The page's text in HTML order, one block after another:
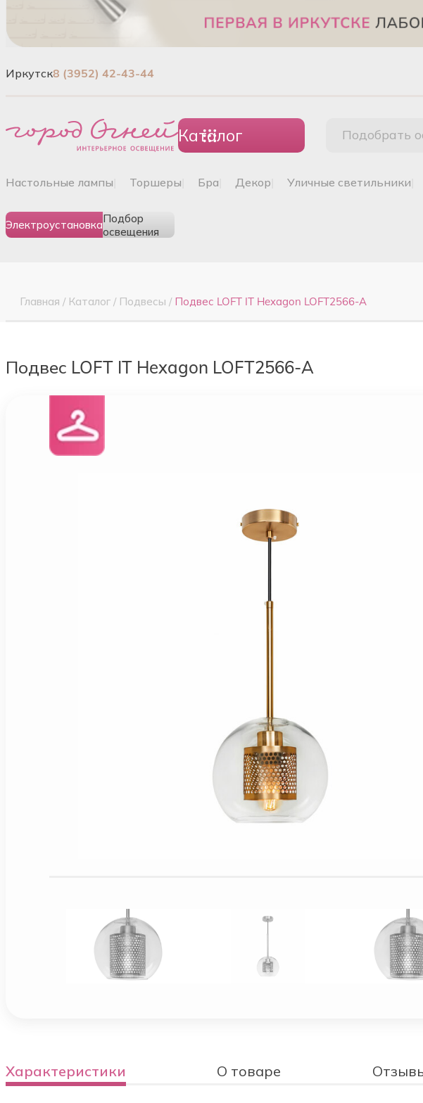
Иркутск8 (3952) 42-43-44
Каталог Подобрать
настольные лампы торшеры бра декор уличные светильники
ЭлектроустановкаПодбор
освещения
Главная / Каталог / Подвесы / Подвес LOFT IT Hexagon LOFT2566-A
Подвес LOFT IT Hexagon LOFT2566-A
Характеристики О товаре